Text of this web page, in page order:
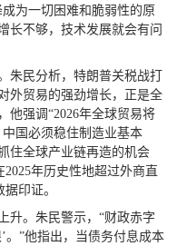
为一切困难和脆弱性的原
不够，技术发展就会有问
朱民分析，特朗普关税战打
外贸易的强劲增长，正是全
他强调“2026年全球贸易将
国必须稳住制造业基本
住全球产业链再造的机会
年历史性地超过外商直
印证。
升。朱民警示，“财政赤字
。”他指出，当债务付息成本